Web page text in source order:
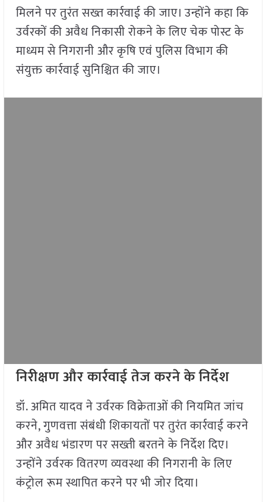
मिलने पर तुरंत सख्त कार्रवाई की जाए। उन्होंने कहा कि
उर्वरकों की अवैध निकासी रोकने के लिए चेक पोस्ट के
माध्यम से निगरानी और कृषि एवं पुलिस विभाग की
संयुक्त कार्रवाई सुनिश्चित की जाए।
निरीक्षण और कार्रवाई तेज करने के निर्देश
डॉ. अमित यादव ने उर्वरक विक्रेताओं की नियमित जांच
करने, गुणवत्ता संबंधी शिकायतों पर तुरंत कार्रवाई करने
और अवैध भंडारण पर सख्ती बरतने के निर्देश दिए।
उन्होंने उर्वरक वितरण व्यवस्था की निगरानी के लिए
कंट्रोल रूम स्थापित करने पर भी जोर दिया।